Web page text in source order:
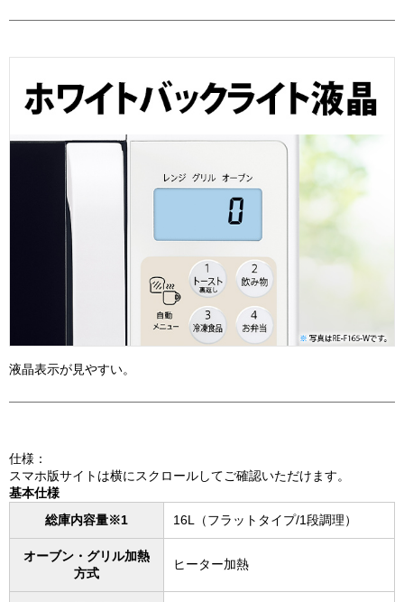
仕様：
スマホ版サイトは横にスクロールしてご確認いただけます。
基本仕様
総庫内容量※1
16L（フラットタイプ/1段調理）
オーブン・グリル加熱
方式
ヒーター加熱